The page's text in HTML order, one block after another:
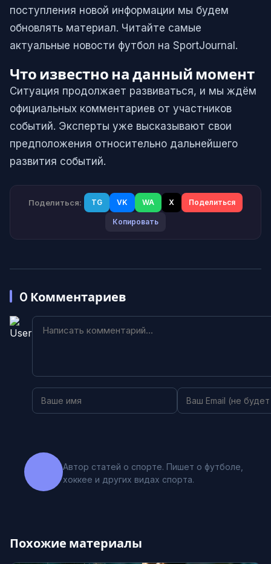
поступления новой информации мы будем
обновлять материал. Читайте самые
актуальные новости футбол на SportJournal.
Что известно на данный момент
Ситуация продолжает развиваться, и мы ждём
официальных комментариев от участников
событий. Эксперты уже высказывают свои
предположения относительно дальнейшего
развития событий.
Поделиться: TG VK WA X Поделиться
Копировать
0 Комментариев
Автор статей о спорте. Пишет о футболе,
хоккее и других видах спорта.
Похожие материалы